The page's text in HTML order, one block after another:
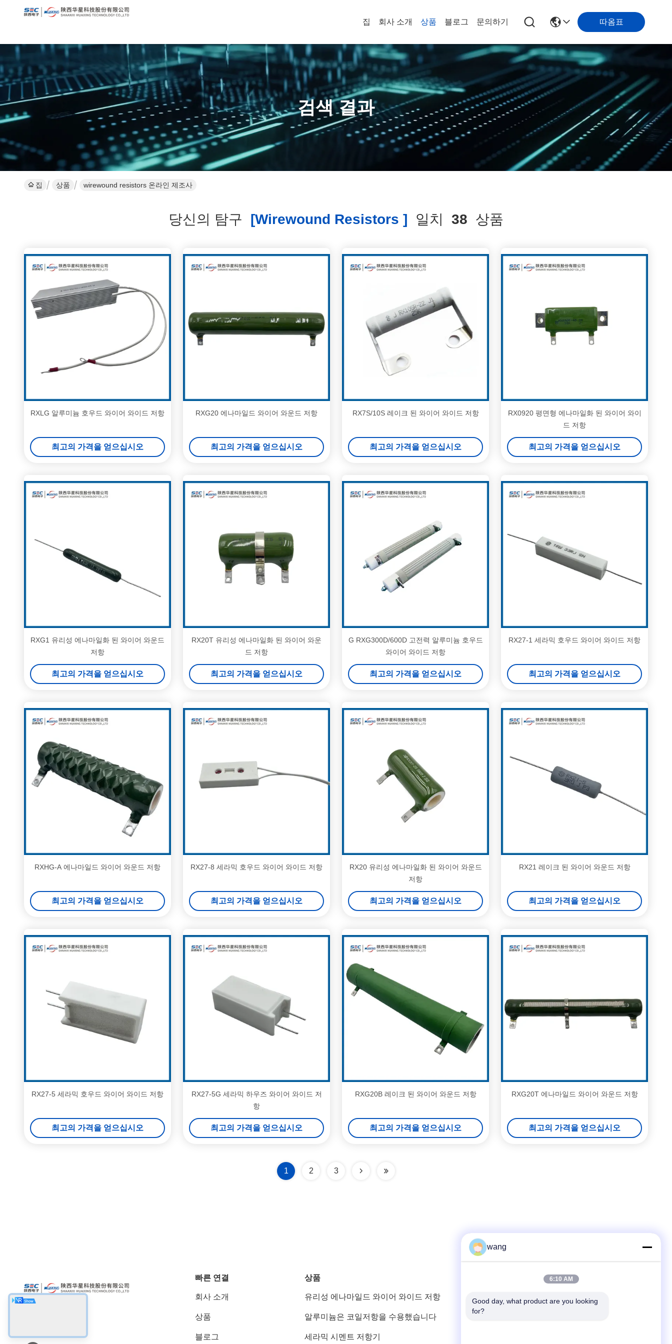
집 회사 소개 상품 블로그 문의하기 따옴표
검색 결과
집 상품 wirewound resistors 온라인 제조사
당신의 탐구 [wirewound Resistors ] 일치 38 상품
RXLG 알루미늄 호우드 와이어 와이드 저항
최고의 가격을 얻으십시오
RXG20 에나마일드 와이어 와운드 저항
최고의 가격을 얻으십시오
RX7S/10S 레이크 된 와이어 와이드 저항
최고의 가격을 얻으십시오
RX0920 평면형 에나마일화 된 와이어 와이
드 저항
최고의 가격을 얻으십시오
RXG1 유리성 에나마일화 된 와이어 와운드
저항
최고의 가격을 얻으십시오
RX20T 유리성 에나마일화 된 와이어 와운
드 저항
최고의 가격을 얻으십시오
G RXG300D/600D 고전력 알루미늄 호우드
와이어 와이드 저항
최고의 가격을 얻으십시오
RX27-1 세라믹 호우드 와이어 와이드 저항
최고의 가격을 얻으십시오
RXHG-A 에나마일드 와이어 와운드 저항
최고의 가격을 얻으십시오
RX27-8 세라믹 호우드 와이어 와이드 저항
최고의 가격을 얻으십시오
RX20 유리성 에나마일화 된 와이어 와운드
저항
최고의 가격을 얻으십시오
RX21 레이크 된 와이어 와운드 저항
최고의 가격을 얻으십시오
RX27-5 세라믹 호우드 와이어 와이드 저항
최고의 가격을 얻으십시오
RX27-5G 세라믹 하우즈 와이어 와이드 저
항
최고의 가격을 얻으십시오
RXG20B 레이크 된 와이어 와운드 저항
최고의 가격을 얻으십시오
RXG20T 에나마일드 와이어 와운드 저항
최고의 가격을 얻으십시오
1 2 3
빠른 연결
회사 소개
상품
블로그
상품
유리성 에나마일드 와이어 와이드 저항
알루미늄은 코일저항을 수용했습니다
세라믹 시멘트 저항기
Tel
wang
6:10 AM
Good day, what product are you looking
for?